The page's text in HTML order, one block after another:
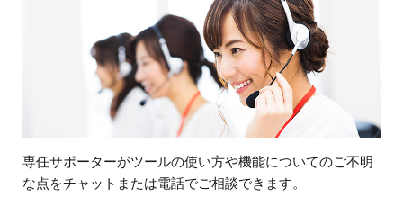
専任サポーターがツールの使い方や機能についてのご不明
な点をチャットまたは電話でご相談できます。